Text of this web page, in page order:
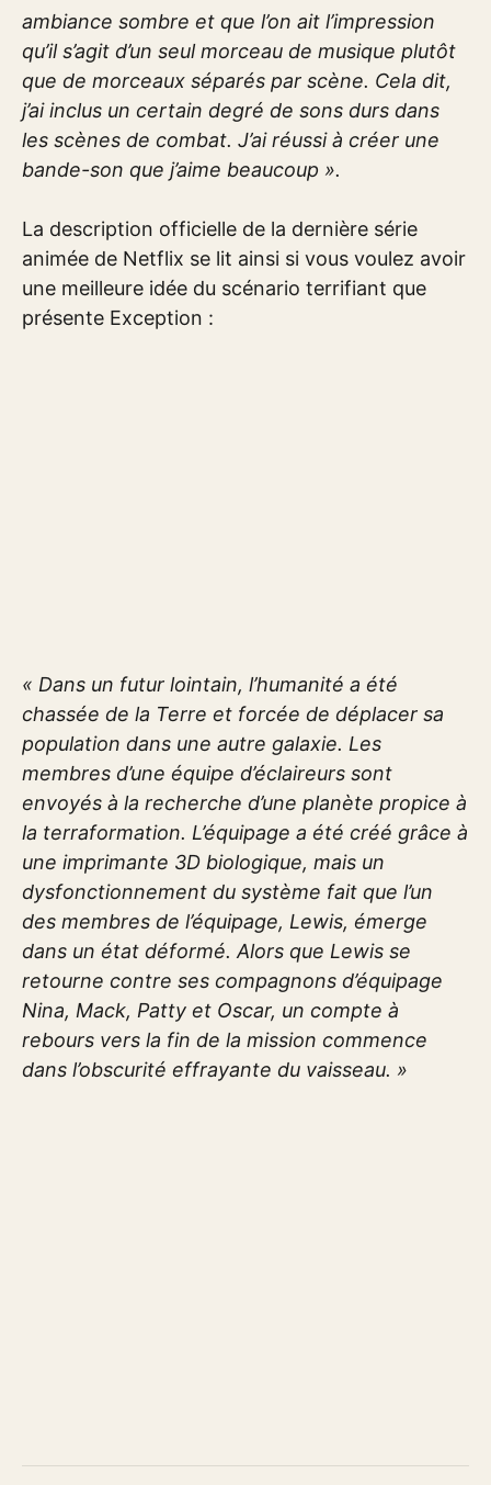
ambiance sombre et que l’on ait l’impression
qu’il s’agit d’un seul morceau de musique plutôt
que de morceaux séparés par scène. Cela dit,
j’ai inclus un certain degré de sons durs dans
les scènes de combat. J’ai réussi à créer une
bande-son que j’aime beaucoup ».
La description officielle de la dernière série
animée de Netflix se lit ainsi si vous voulez avoir
une meilleure idée du scénario terrifiant que
présente Exception :
« Dans un futur lointain, l’humanité a été
chassée de la Terre et forcée de déplacer sa
population dans une autre galaxie. Les
membres d’une équipe d’éclaireurs sont
envoyés à la recherche d’une planète propice à
la terraformation. L’équipage a été créé grâce à
une imprimante 3D biologique, mais un
dysfonctionnement du système fait que l’un
des membres de l’équipage, Lewis, émerge
dans un état déformé. Alors que Lewis se
retourne contre ses compagnons d’équipage
Nina, Mack, Patty et Oscar, un compte à
rebours vers la fin de la mission commence
dans l’obscurité effrayante du vaisseau. »